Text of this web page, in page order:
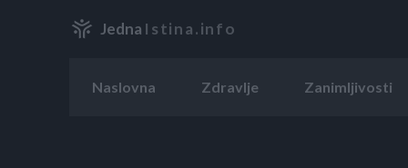
Jedna Istina.info
Naslovna Zdravlje Zanimljivosti